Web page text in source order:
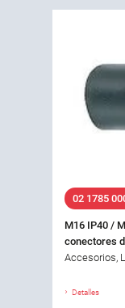
02 1785
M16 IP40 /
conectores
Accesorios,
Detalles